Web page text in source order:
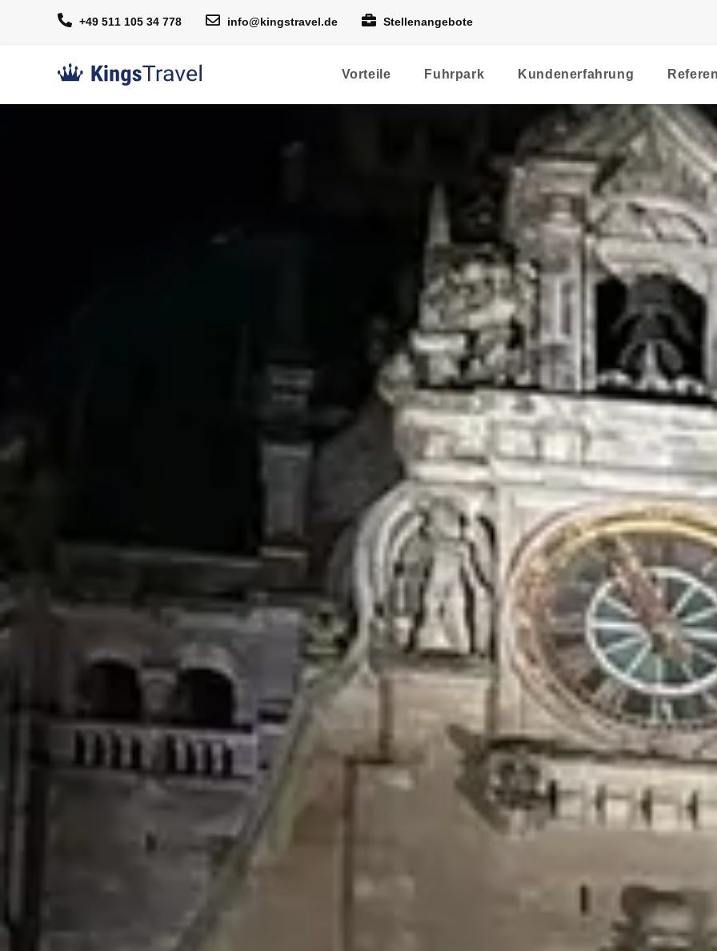
+49 511 105 34 778 info@kingstravel.de Stellenangebote
Vorteile Fuhrpark Kundenerfahrung